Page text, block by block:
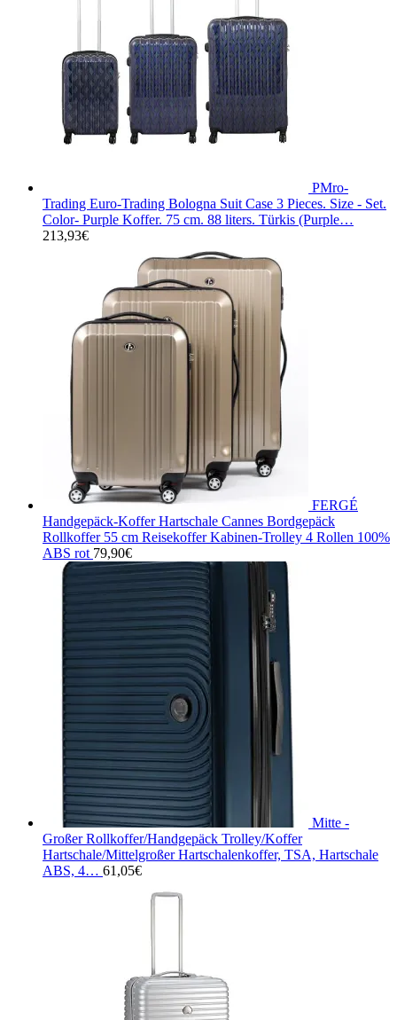
PMro-
Trading Euro-Trading Bologna Suit Case 3 Pieces. Size - Set.
Color- Purple Koffer. 75 cm. 88 liters. Türkis (Purple…
213,93€
FERGÉ
Handgepäck-Koffer Hartschale Cannes Bordgepäck
Rollkoffer 55 cm Reisekoffer Kabinen-Trolley 4 Rollen 100%
ABS rot 79,90€
Mitte -
Großer Rollkoffer/Handgepäck Trolley/Koffer
Hartschale/Mittelgroßer Hartschalenkoffer, TSA, Hartschale
ABS, 4… 61,05€